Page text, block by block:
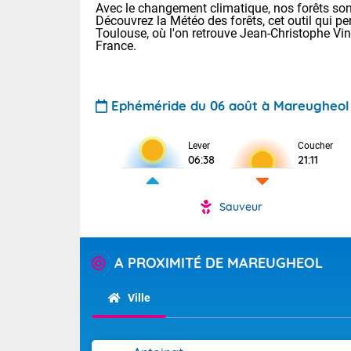
Pour la
Tendance
Avec le changement climatique, nos forêts
Découvrez la Météo des forêts, cet outil qui
Toulouse, où l'on retrouve Jean-Christophe
France.
Ephéméride du 06 août à Mareugheol
Lever
06:38
Coucher
21:11
Sauveur
A PROXIMITÉ DE MAREUGHEOL
Ville
Voici les
: 18/23 Paris
Clermont-
Lille : 19/24
Cet après-
Risque
Sur le Sud-